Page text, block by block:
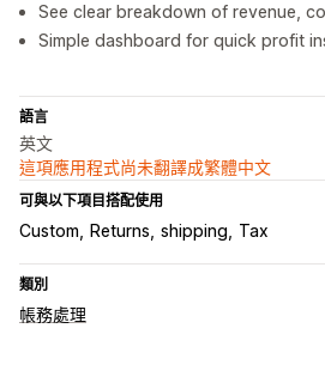
See clear breakdown of revenue,
Simple dashboard for quick profit
語言
英文
這項應用程式尚未翻譯成繁體中文
可與以下項目搭配使用
Custom Returns shipping Tax
類別
帳務處理